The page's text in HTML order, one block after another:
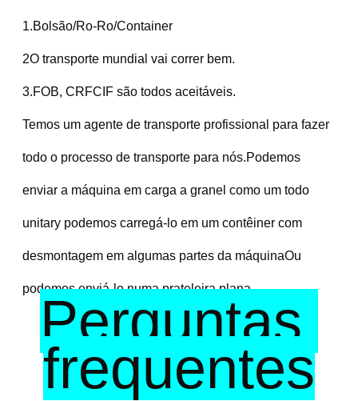
1.Bolsão/Ro-Ro/Container
2O transporte mundial vai correr bem.
3.FOB, CRFCIF são todos aceitáveis.
Temos um agente de transporte profissional para fazer
todo o processo de transporte para nós.Podemos
enviar a máquina em carga a granel como um todo
unitary podemos carregá-lo em um contêiner com
desmontagem em algumas partes da máquinaOu
podemos enviá-lo numa prateleira plana.
Perguntas
frequentes